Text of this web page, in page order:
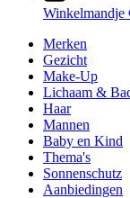
Winkelmandje
Merken
Gezicht
Make-Up
Lichaam &
Haar
Mannen
Baby en Kind
Thema's
Sonnenschutz
Aanbiedingen